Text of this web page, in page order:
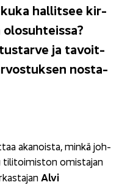
kuka hal­lit­see kir­
ja ta­voit­
nos­ta­
aka­nois­ta, minkä joh­
ti­li­toi­mis­ton omis­ta­jan
Alvi